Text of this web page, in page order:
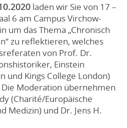
laden wir Sie von 17 –
6 am Campus Virchow-
um das Thema „Chronisch
zu reflektieren, welches
von Prof. Dr.
Einstein
und Kings College London)
Moderation übernehmen
(Charité/Europäische
Medizin) und Dr. Jens H.